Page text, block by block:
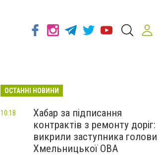
ОСТАННІ НОВИНИ
Хабар за підписання
контрактів з ремонту доріг:
викрили заступника голови
Хмельницької ОВА
10:18